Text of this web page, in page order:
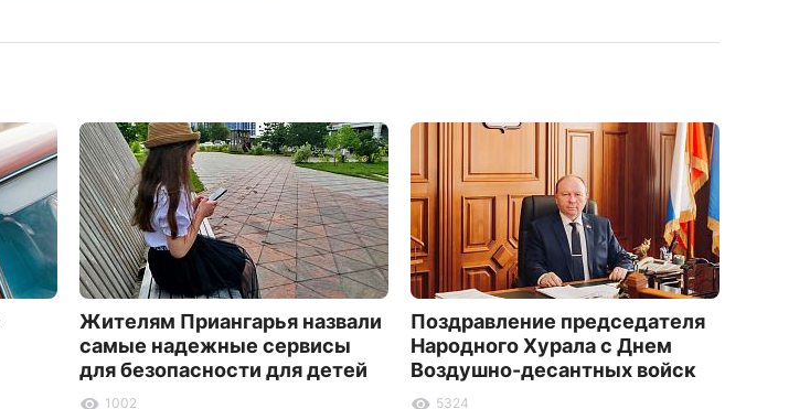
Жителям Приангарья назвали
самые надежные сервисы
для безопасности для детей
1002
Поздравление председателя
Народного Хурала с Днем
Воздушно-десантных войск
5324